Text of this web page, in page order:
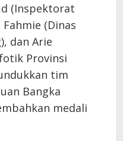
(Inspektorat
(Dinas
dan Arie
Provinsi
tim
Bangka
medali